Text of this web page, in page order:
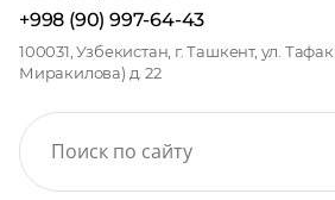
+998 (90) 997-64-43
100031, Узбекистан, г. Ташкент, ул.
Миракилова) д. 22